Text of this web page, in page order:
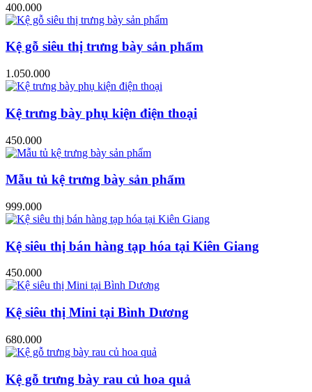
400.000
Kệ gỗ siêu thị trưng bày sản phẩm
1.050.000
Kệ trưng bày phụ kiện điện thoại
450.000
Mẫu tủ kệ trưng bày sản phẩm
999.000
Kệ siêu thị bán hàng tạp hóa tại Kiên Giang
450.000
Kệ siêu thị Mini tại Bình Dương
680.000
Kệ gỗ trưng bày rau củ hoa quả